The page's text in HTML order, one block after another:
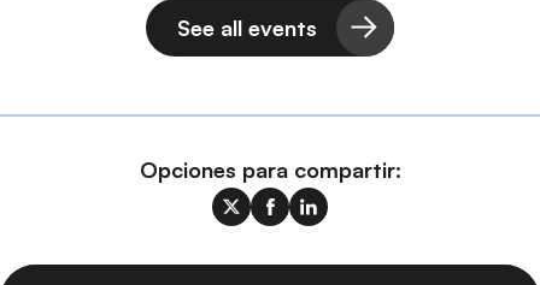
See all events
Opciones para compartir: